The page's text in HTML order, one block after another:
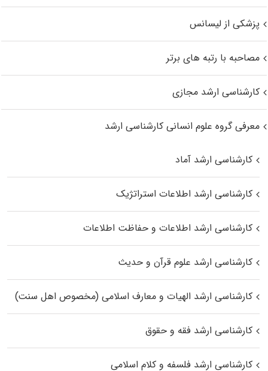
پزشکی از لیسانس
مصاحبه با رتبه های برتر
کارشناسی ارشد مجازی
معرفی گروه علوم انسانی کارشناسی ارشد
کارشناسی ارشد آماد
کارشناسی ارشد اطلاعات استراتژیک
کارشناسی ارشد اطلاعات و حفاظت اطلاعات
کارشناسی ارشد علوم قرآن و حدیث
کارشناسی ارشد الهیات و معارف اسلامی (مخصوص اهل سنت)
کارشناسی ارشد فقه و حقوق
کارشناسی ارشد فلسفه و کلام اسلامی